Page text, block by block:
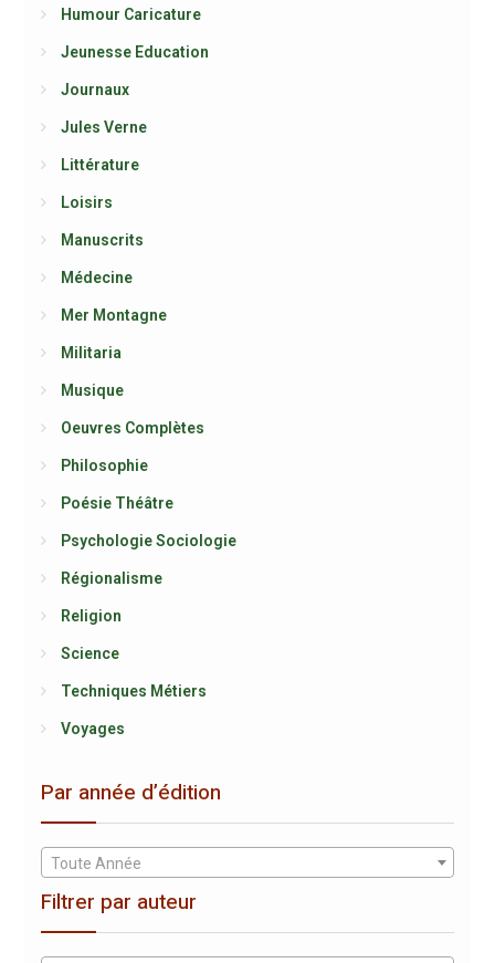
Humour Caricature
Jeunesse Education
Journaux
Jules Verne
Littérature
Loisirs
Manuscrits
Médecine
Mer Montagne
Militaria
Musique
Oeuvres Complètes
Philosophie
Poésie Théâtre
Psychologie Sociologie
Régionalisme
Religion
Science
Techniques Métiers
Voyages
Par année d’édition
Toute Année
Filtrer par auteur